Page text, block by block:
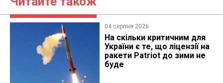
04 серпня 2026
На скільки критичним для
України є те, що ліцензії на
ракети Patriot до зими не
буде